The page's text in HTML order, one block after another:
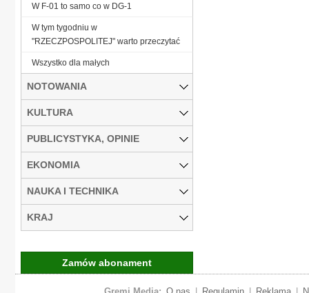
W F-01 to samo co w DG-1
W tym tygodniu w
"RZECZPOSPOLITEJ" warto przeczytać
Wszystko dla małych
NOTOWANIA
KULTURA
PUBLICYSTYKA, OPINIE
EKONOMIA
NAUKA I TECHNIKA
KRAJ
Zamów abonament